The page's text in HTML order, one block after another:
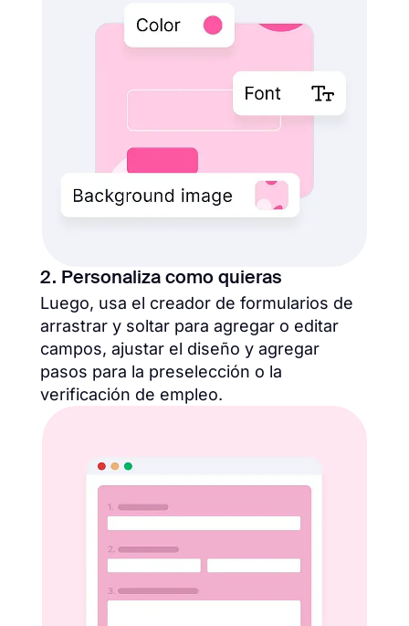
2. Personaliza como quieras
Luego, usa el creador de formularios de
arrastrar y soltar para agregar o editar
campos, ajustar el diseño y agregar
pasos para la preselección o la
verificación de empleo.